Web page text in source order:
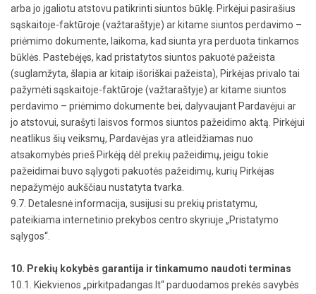
arba jo įgaliotu atstovu patikrinti siuntos būklę. Pirkėjui pasirašius
sąskaitoje-faktūroje (važtaraštyje) ar kitame siuntos perdavimo –
priėmimo dokumente, laikoma, kad siunta yra perduota tinkamos
būklės. Pastebėjęs, kad pristatytos siuntos pakuotė pažeista
(suglamžyta, šlapia ar kitaip išoriškai pažeista), Pirkėjas privalo tai
pažymėti sąskaitoje-faktūroje (važtaraštyje) ar kitame siuntos
perdavimo – priėmimo dokumente bei, dalyvaujant Pardavėjui ar
jo atstovui, surašyti laisvos formos siuntos pažeidimo aktą. Pirkėjui
neatlikus šių veiksmų, Pardavėjas yra atleidžiamas nuo
atsakomybės prieš Pirkėją dėl prekių pažeidimų, jeigu tokie
pažeidimai buvo sąlygoti pakuotės pažeidimų, kurių Pirkėjas
nepažymėjo aukščiau nustatyta tvarka.
9.7. Detalesnė informacija, susijusi su prekių pristatymu,
pateikiama internetinio prekybos centro skyriuje „Pristatymo
sąlygos“.
10. Prekių kokybės garantija ir tinkamumo naudoti terminas
10.1. Kiekvienos „pirkitpadangas.lt“ parduodamos prekės savybės